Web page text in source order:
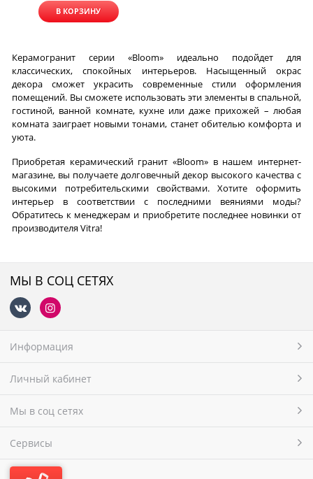
В КОРЗИНУ
Керамогранит серии «Bloom» идеально подойдет для
классических, спокойных интерьеров. Насыщенный окрас
декора сможет украсить современные стили оформления
помещений. Вы сможете использовать эти элементы в спальной,
гостиной, ванной комнате, кухне или даже прихожей – любая
комната заиграет новыми тонами, станет обителью комфорта и
уюта.
Приобретая керамический гранит «Bloom» в нашем интернет-
магазине, вы получаете долговечный декор высокого качества с
высокими потребительскими свойствами. Хотите оформить
интерьер в соответствии с последними веяниями моды?
Обратитесь к менеджерам и приобретите последнее новинки от
производителя Vitra!
МЫ В СОЦ СЕТЯХ
Информация
Личный кабинет
Мы в соц сетях
Сервисы